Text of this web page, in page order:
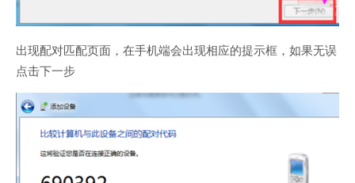
出现配对匹配页面，在手机端会出现相应的提示框，如果无误
点击下一步